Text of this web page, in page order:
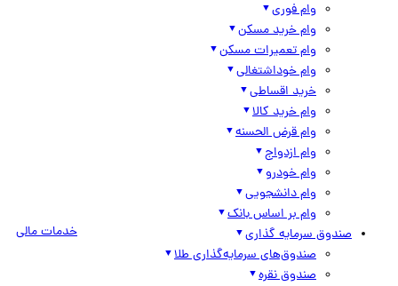
وام فوری
وام خرید مسکن
وام تعمیرات مسکن
وام خوداشتغالی
خرید اقساطی
وام خرید کالا
وام قرض الحسنه
وام ازدواج
وام خودرو
وام دانشجویی
وام بر اساس بانک
صندوق سرمایه گذاری
صندوق‌های سرمایه‌گذاری طلا
صندوق نقره
خدمات مالی